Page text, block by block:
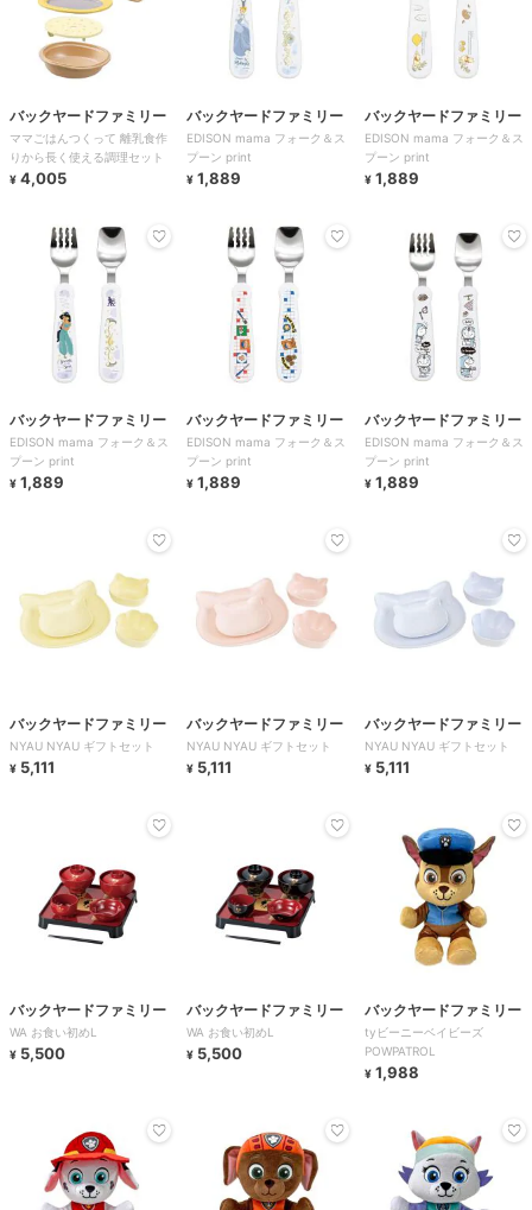
バックヤードファミリー
ママごはんつくって 離乳食作
りから長く使える調理セット
¥ 4,005
バックヤードファミリー
EDISON mama フォーク＆ス
プーン print
¥ 1,889
バックヤードファミリー
EDISON mama フォーク＆ス
プーン print
¥ 1,889
バックヤードファミリー
EDISON mama フォーク＆ス
プーン print
¥ 1,889
バックヤードファミリー
EDISON mama フォーク＆ス
プーン print
¥ 1,889
バックヤードファミリー
EDISON mama フォーク＆ス
プーン print
¥ 1,889
バックヤードファミリー
NYAU NYAU ギフトセット
¥ 5,111
バックヤードファミリー
NYAU NYAU ギフトセット
¥ 5,111
バックヤードファミリー
NYAU NYAU ギフトセット
¥ 5,111
バックヤードファミリー
WA お食い初めL
¥ 5,500
バックヤードファミリー
WA お食い初めL
¥ 5,500
バックヤードファミリー
tyビーニーベイビーズ
POWPATROL
¥ 1,988